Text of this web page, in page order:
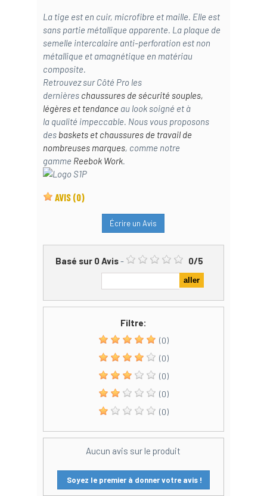
La tige est en cuir, microfibre et maille. Elle est
sans partie métallique apparente. La plaque de
semelle intercalaire anti-perforation est non
métallique et amagnétique en matériau
composite.
Retrouvez sur Côté Pro les
dernières chaussures de sécurité souples,
légères et tendanceau look soigné et à
la qualité impeccable. Nous vous proposons
des baskets et chaussures de travail de
nombreuses marques, comme notre
gamme Reebok Work.
AVIS (0)
Écrire un Avis
Basé sur 0Avis- 0/5
Filtre:
(0)
(0)
(0)
(0)
(0)
Aucun avis sur le produit
Soyez le premier à donner votre avis !